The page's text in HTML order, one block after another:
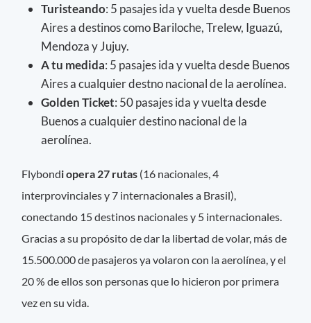
Turisteando: 5 pasajes ida y vuelta desde Buenos
Aires a destinos como Bariloche, Trelew, Iguazú,
Mendoza y Jujuy.
A tu medida: 5 pasajes ida y vuelta desde Buenos
Aires a cualquier destno nacional de la aerolínea.
Golden Ticket: 50 pasajes ida y vuelta desde
Buenos a cualquier destino nacional de la
aerolínea.
Flybondi opera 27 rutas (16 nacionales, 4
interprovinciales y 7 internacionales a Brasil),
conectando 15 destinos nacionales y 5 internacionales.
Gracias a su propósito de dar la libertad de volar, más de
15.500.000 de pasajeros ya volaron con la aerolínea, y el
20 % de ellos son personas que lo hicieron por primera
vez en su vida.